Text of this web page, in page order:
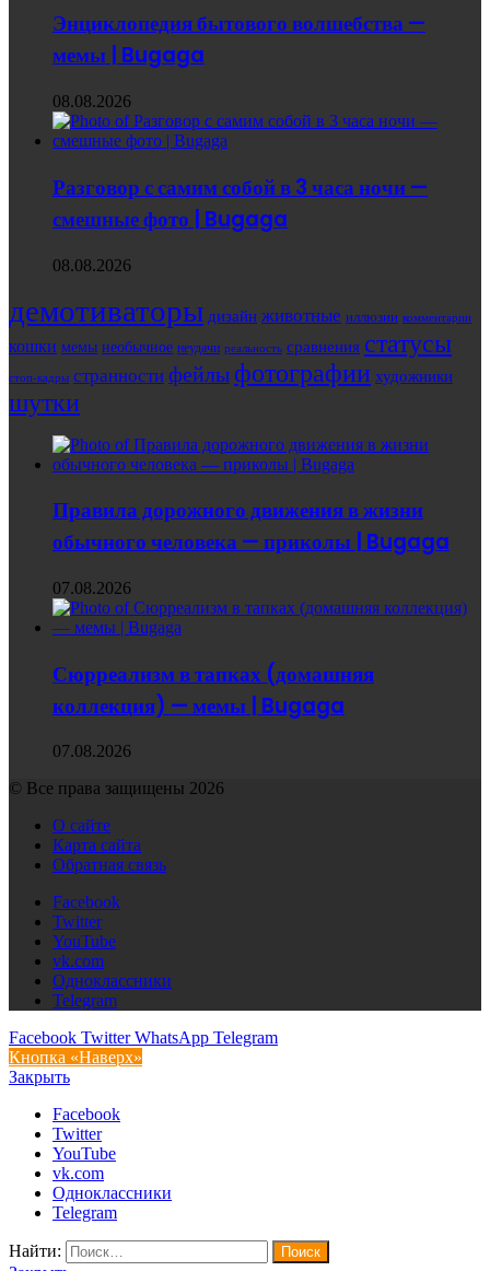
Энциклопедия бытового волшебства —
мемы | Bugaga
08.08.2026
Разговор с самим собой в 3 часа ночи —
смешные фото | Bugaga
08.08.2026
демотиваторы дизайн животные иллюзии комментарии
кошки мемы необычное неудачи реальность сравнения статусы
стоп-кадры странности фейлы фотографии художники
шутки
Правила дорожного движения в жизни
обычного человека — приколы | Bugaga
07.08.2026
Сюрреализм в тапках (домашняя
коллекция) — мемы | Bugaga
07.08.2026
© Все права защищены 2026
О сайте
Карта сайта
Обратная связь
Facebook
Twitter
YouTube
vk.com
Одноклассники
Telegram
Facebook Twitter WhatsApp Telegram
Кнопка «Наверх»
Закрыть
Facebook
Twitter
YouTube
vk.com
Одноклассники
Telegram
Найти: